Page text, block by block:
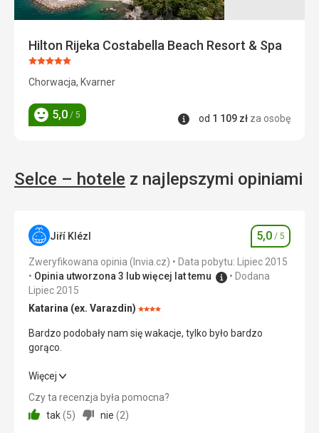
Hilton Rijeka Costabella Beach Resort & Spa
Ocena:
5/5
Chorwacja, Kvarner
Ocena
5,0 / 5 Informacje
od 1 109 zł za osobę
Selce – hotele z najlepszymi opiniami
Jiří Klézl Ocena
5,0 / 5
Zweryfikowana opinia (Invia.cz)
Data pobytu: Lipiec 2015
Opinia utworzona 3 lub więcej lat temu
Dodana
Lipiec 2015
Katarina (ex. Varazdin) Ocena:
Bardzo podobały nam się wakacje, tylko było bardzo
gorąco.
Bardzo podobały nam się wakacje, tylko było bardzo
gorąco.
Wyżywienie
Więcej
Czy ta recenzja była pomocna?
tak (5) nie (2)